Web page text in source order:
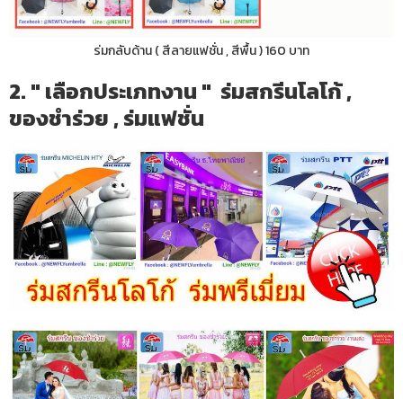
ร่มกลับด้าน ( สีลายแฟชั่น , สีพื้น ) 160 บาท
2. " เลือกประเภทงาน " ร่มสกรีนโลโก้ ,
ของชำร่วย , ร่มแฟชั่น